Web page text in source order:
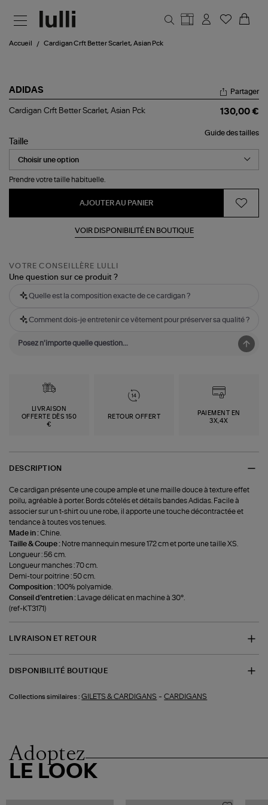
Accueil Cardigan Crft Better Scarlet, Asian Pck
ADIDAS
Cardigan
Scarlet,
Asian
Pck
Partager
Cardigan Crft Better Scarlet, Asian Pck 130,00 €
Guide des tailles
Taille
Prendre votre taille habituelle.
AJOUTER AU PANIER
VOIR DISPONIBILITÉ EN BOUTIQUE
VOTRE CONSEILLÈRE LULLI
Une question sur ce produit ?
Quelle est la composition exacte de ce cardigan ?
Comment dois-je entretenir ce vêtement pour préserver sa qualité ?
LIVRAISON
OFFERTE DÈS 150
€
RETOUR OFFERT
PAIEMENT EN
3X,4X
DESCRIPTION
Ce cardigan présente une coupe ample et une maille douce à texture effet
poilu, agréable à porter. Bords côtelés et détails bandes Adidas. Facile à
associer sur un t-shirt ou une robe, il apporte une touche décontractée et
tendance à toutes vos tenues.
Made in :Chine.
Taille & Coupe : Notre mannequin mesure 172 cm et porte une taille XS.
Longueur : 56 cm.
Longueur manches : 70 cm.
Demi-tour poitrine : 50 cm.
Composition :100% polyamide.
Conseil d'entretien : Lavage délicat en machine à 30°.
(ref-KT3171)
LIVRAISON ET RETOUR
DISPONIBILITÉ BOUTIQUE
Collections similaires : GILETS & CARDIGANS -CARDIGANS
Adoptez
LE LOOK